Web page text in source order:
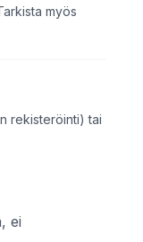
myös
rekisteröinti) tai
ei